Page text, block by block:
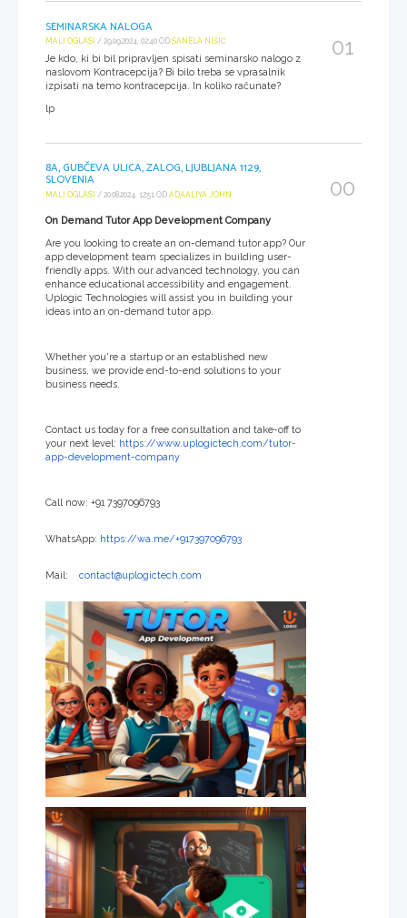
SEMINARSKA NALOGA
MALI OGLASI / 29.09.2024, 02:40 OD SANELA NIŠIĆ
Je kdo, ki bi bil pripravljen spisati seminarsko nalogo z
naslovom Kontracepcija? Bi bilo treba se vprasalnik
izpisati na temo kontracepcija. In koliko računate?
lp
01
8A, GUBČEVA ULICA, ZALOG, LJUBLJANA 1129,
SLOVENIA
MALI OGLASI / 20.08.2024, 12:51 OD ADAALIYA JOHN
On Demand Tutor App Development Company
Are you looking to create an on-demand tutor app? Our
app development team specializes in building user-
friendly apps. With our advanced technology, you can
enhance educational accessibility and engagement.
Uplogic Technologies will assist you in building your
ideas into an on-demand tutor app.
Whether you're a startup or an established new
business, we provide end-to-end solutions to your
business needs.
Contact us today for a free consultation and take-off to
your next level: https://www.uplogictech.com/tutor-
app-development-company
Call now: +91 7397096793
WhatsApp: https://wa.me/+917397096793
Mail: contact@uplogictech.com
00